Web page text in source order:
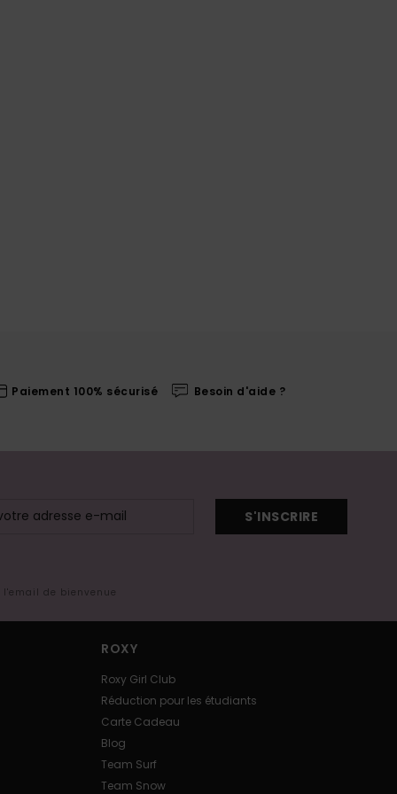
Paiement 100% sécurisé Besoin d'aide ?
S'INSCRIRE
de bienvenue
ROXY
Roxy Girl Club
Réduction pour les étudiants
Carte Cadeau
Blog
Team Surf
Team Snow